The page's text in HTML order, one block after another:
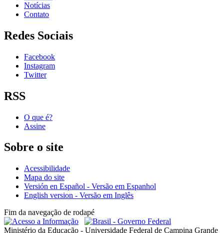
Notícias
Contato
Redes Sociais
Facebook
Instagram
Twitter
RSS
O que é?
Assine
Sobre o site
Acessibilidade
Mapa do site
Versión en Español - Versão em Espanhol
English version - Versão em Inglês
Fim da navegação de rodapé
Ministério da Educação - Universidade Federal de Campina Grande